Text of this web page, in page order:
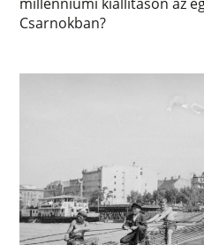
Csarnokban?